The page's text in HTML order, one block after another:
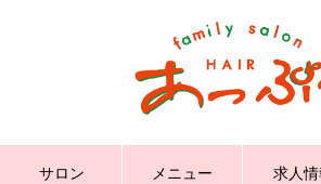
サロン メニュー 求人情